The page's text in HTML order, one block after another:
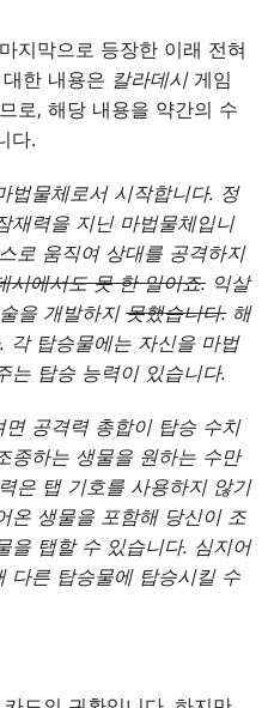
지막으로 등장한 이래 전혀
한 내용은 칼라데시게임
로, 해당 내용을 약간의 수
다.
법물체로서 시작합니다. 정
재력을 지닌 마법물체입니
로 움직여 상대를 공격하지
시에서도 못 한 일이죠.익살
을 개발하지못했습니다.해
각 탑승물에는 자신을 마법
는 탑승 능력이 있습니다.
공격력 총합이 탑승 수치
종하는 생물을 원하는 수만
은 탭 기호를 사용하지 않기
온 생물을 포함해 당신이 조
을 탭할 수 있습니다. 심지어
다른 탑승물에 탑승시킬 수